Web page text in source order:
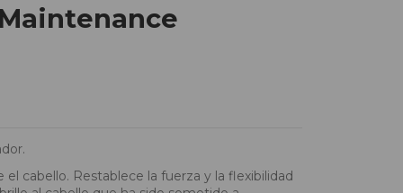
cabello. Restablece la fuerza y la flexibilidad